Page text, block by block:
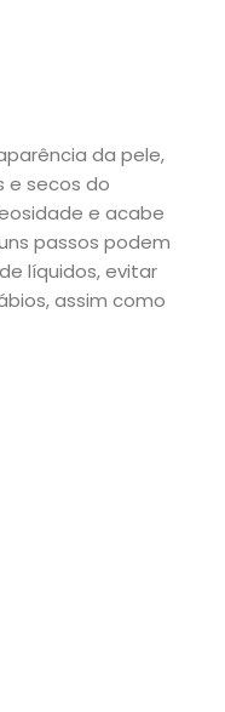
da pele,
e secos do
e acabe
passos podem
líquidos, evitar
assim como